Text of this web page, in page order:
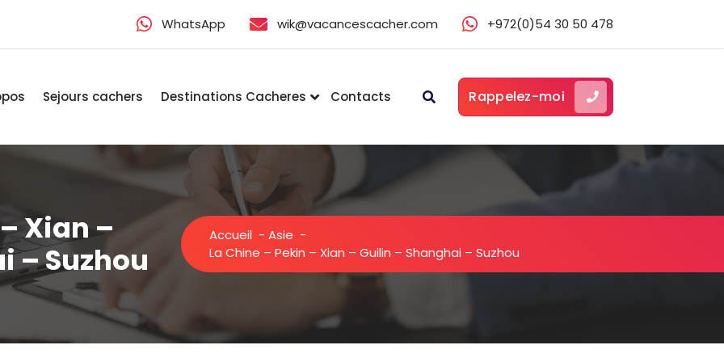
WhatsApp wik@vacancescacher.com +972(0)54 30 50 478
Sejours cachers Destinations Cacheres Contacts Rappelez-moi
Xian –
– Suzhou
Accueil - Asie -
La Chine – Pekin – Xian – Guilin – Shanghai – Suzhou